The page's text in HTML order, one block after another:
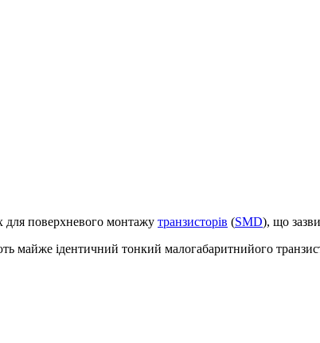
для поверхневого монтажу транзисторів (SMD), що
майже ідентичний тонкий малогабаритнийого